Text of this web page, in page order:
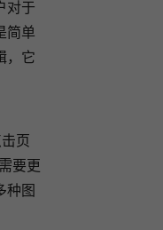
对于
简单
，它
页
要更
种图